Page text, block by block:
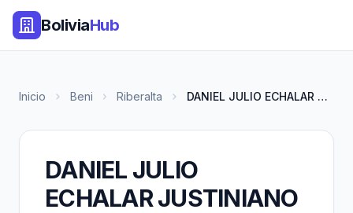
BoliviaHub
Inicio Beni Riberalta DANIEL JULIO ECHALAR JUSTINIAN...
DANIEL JULIO
ECHALAR JUSTINIANO